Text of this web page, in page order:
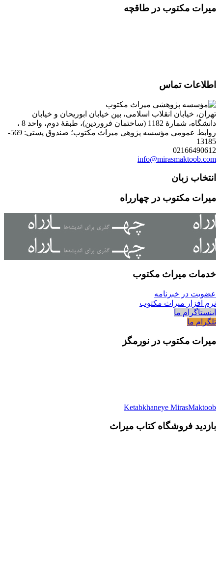
میرات مکتوب در طاقچه
اطلاعات تماس
تهران، خیابان انقلاب اسلامی، بین خیابان ابوریحان و خیابان
دانشگاه، شمارۀ 1182 (ساختمان فروردین)، طبقۀ دوم، واحد 8 ،
روابط عمومی مؤسسه پژوهی میراث مکتوب؛ صندوق پستی: 569-
13185
02166490612
info@mirasmaktoob.com
انتخاب زبان
میرات مکتوب در چهارراه
خدمات میراث مکتوب
عضویت در خبرنامه
نرم افزار میراث مکتوب
اینستاگرام ما
تلگرام ما
میرات مکتوب در نورمگز
Ketabkhaneye MirasMaktoob
بازدید فروشگاه کتاب میراث